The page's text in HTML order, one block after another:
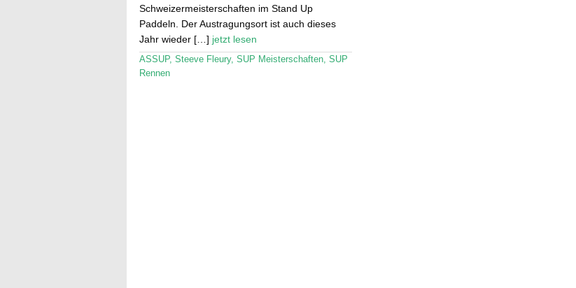
Schweizermeisterschaften im Stand Up
Paddeln. Der Austragungsort ist auch dieses
Jahr wieder […] jetzt lesen
ASSUP, Steeve Fleury, SUP Meisterschaften, SUP
Rennen